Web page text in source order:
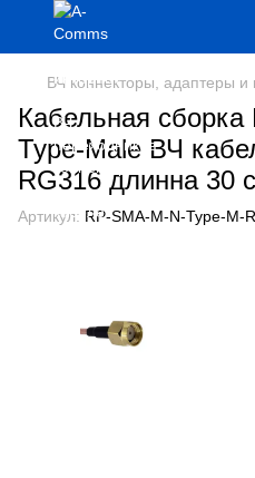
ВЧ коннекторы, адаптеры и
Кабельная
Type-Male ВЧ
RG316 длинна 30
Артикул: RP-SMA-M-N-Type-M-